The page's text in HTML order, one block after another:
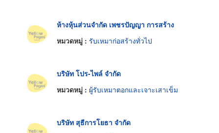
ห้างหุ้นส่วนจำกัด เพชรปัญญา การสร้าง
หมวดหมู่ : รับเหมาก่อสร้างทั่วไป
บริษัท โปร-ไพล์ จำกัด
หมวดหมู่ : ผู้รับเหมาตอกและเจาะเสาเข็ม
บริษัท สุธีการโยธา จำกัด